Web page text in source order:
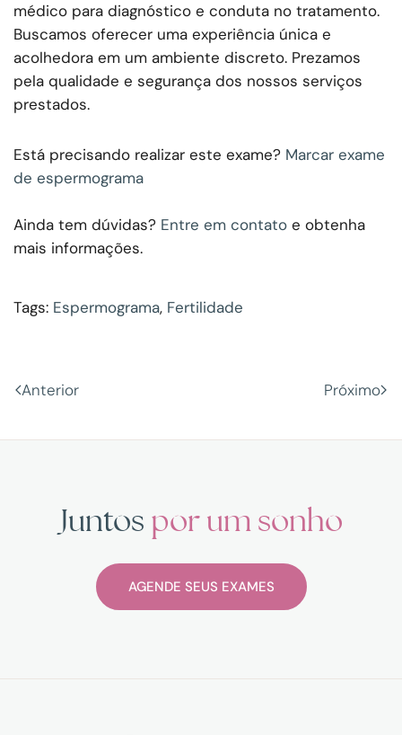
médico para diagnóstico e conduta no tratamento.
Buscamos oferecer uma experiência única e
acolhedora em um ambiente discreto. Prezamos
pela qualidade e segurança dos nossos serviços
prestados.
Está precisando realizar este exame? Marcar exame
de espermograma
Ainda tem dúvidas? Entre em contato e obtenha
mais informações.
Tags: Espermograma, Fertilidade
Anterior Próximo
Juntos por um sonho
AGENDE SEUS EXAMES